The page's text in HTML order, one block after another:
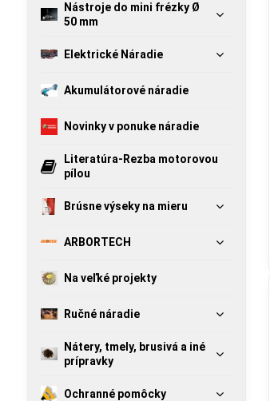
Nástroje do mini frézky Ø
50 mm
Elektrické Náradie
Akumulátorové náradie
Novinky v ponuke náradie
Literatúra-Rezba motorovou
pílou
Brúsne výseky na mieru
ARBORTECH
Na veľké projekty
Ručné náradie
Nátery, tmely, brusivá a iné
prípravky
Ochranné pomôcky